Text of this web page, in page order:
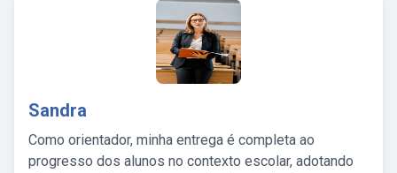
Sandra
Como orientador, minha entrega é completa ao
progresso dos alunos no contexto escolar, adotando